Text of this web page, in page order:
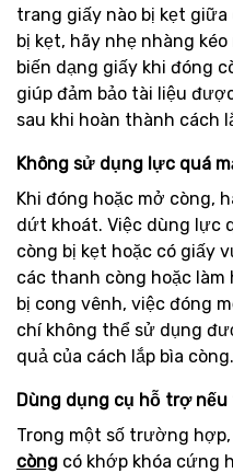
trang giấy nào bị kẹt
bị kẹt, hãy nhẹ nhàng
biến dạng giấy khi đóng
giúp đảm bảo tài liệu
sau khi hoàn thành cách
Không sử dụng lực quá
Khi đóng hoặc mở còng,
dứt khoát. Việc dùng lực
còng bị kẹt hoặc có giấy
các thanh còng hoặc làm
bị cong vênh, việc đóng
chí không thể sử dụng
quả của cách lắp bìa còng.
Dùng dụng cụ hỗ trợ nếu
Trong một số trường
còng có khớp khóa cứng